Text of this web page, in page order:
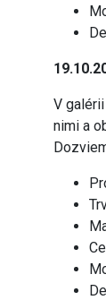
V
nimi a